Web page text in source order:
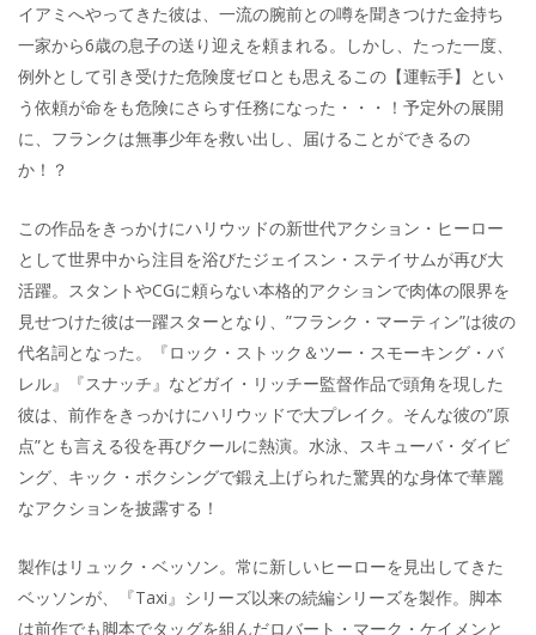
イアミへやってきた彼は、一流の腕前との噂を聞きつけた金持ち
一家から6歳の息子の送り迎えを頼まれる。しかし、たった一度、
例外として引き受けた危険度ゼロとも思えるこの【運転手】とい
う依頼が命をも危険にさらす任務になった・・・！予定外の展開
に、フランクは無事少年を救い出し、届けることができるの
か！？
この作品をきっかけにハリウッドの新世代アクション・ヒーロー
として世界中から注目を浴びたジェイスン・ステイサムが再び大
活躍。スタントやCGに頼らない本格的アクションで肉体の限界を
見せつけた彼は一躍スターとなり、”フランク・マーティン”は彼の
代名詞となった。『ロック・ストック＆ツー・スモーキング・バ
レル』『スナッチ』などガイ・リッチー監督作品で頭角を現した
彼は、前作をきっかけにハリウッドで大プレイク。そんな彼の”原
点”とも言える役を再びクールに熱演。水泳、スキューバ・ダイビ
ング、キック・ボクシングで鍛え上げられた驚異的な身体で華麗
なアクションを披露する！
製作はリュック・ベッソン。常に新しいヒーローを見出してきた
ベッソンが、『Taxi』シリーズ以来の続編シリーズを製作。脚本
は前作でも脚本でタッグを組んだロバート・マーク・ケイメンと